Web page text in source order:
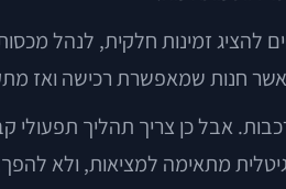
להציג זמינות חלקית, לנהל
מאשר חנות שמאפשרת רכישה ואז
אבל כן צריך תהליך תפעולי
מתאימה למציאות, ולא